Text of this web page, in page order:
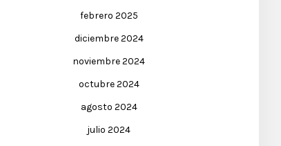
febrero 2025
diciembre 2024
noviembre 2024
octubre 2024
agosto 2024
julio 2024